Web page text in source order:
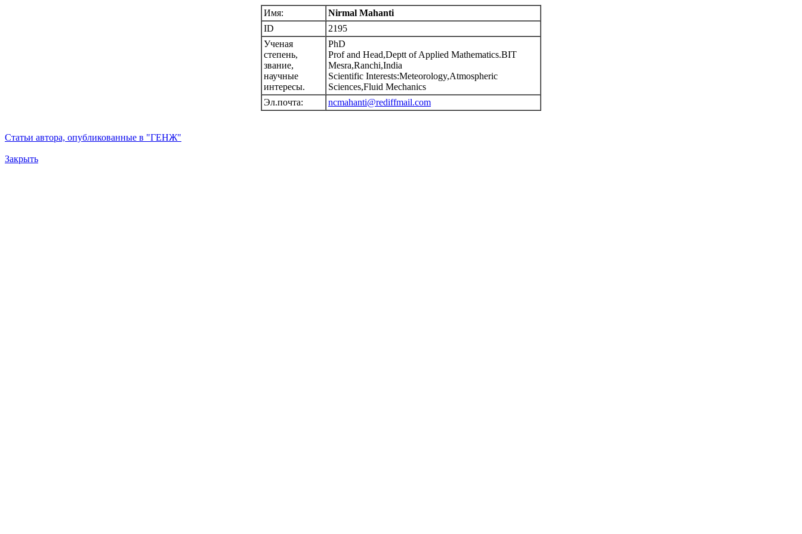
Имя:
Nirmal Mahanti
ID
2195
Ученая
степень,
звание,
научные
интересы.
PhD
Prof and Head,Deptt of Applied Mathematics.BIT
Mesra,Ranchi,India
Scientific Interests:Meteorology,Atmospheric
Sciences,Fluid Mechanics
Эл.почта:
ncmahanti@rediffmail.com
Статьи автора, опубликованные в "ГЕНЖ"
Закрыть